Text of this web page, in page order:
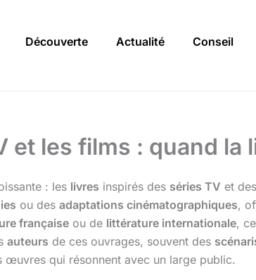
Découverte Actualité Conseil
et les films : quand la
: les livres inspirés des séries TV et des
ou des adaptations cinématographiques,
française ou de littérature internationale,
auteurs de ces ouvrages, souvent des
œuvres qui résonnent avec un large public.